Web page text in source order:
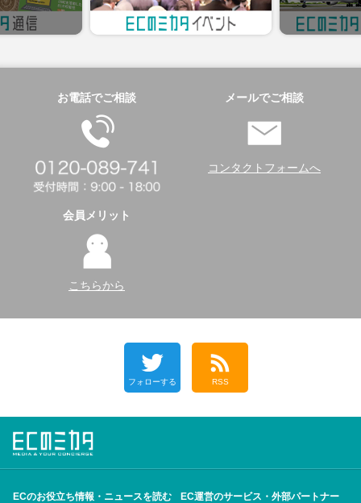
お電話でご相談 メールでご相談
コンタクトフォームへ
会員メリット
こちらから
フォローする RSS
ECのお役立ち情報・ニュースを読む
EC運営のサービス・外部パートナー